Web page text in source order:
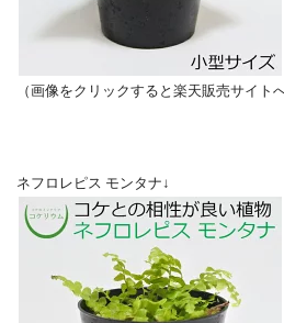
（画像をクリックすると楽天販売サイト
ネフロレピス モンタナ↓